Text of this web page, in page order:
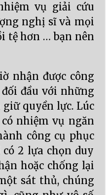
vụ giải cứu
nghị sĩ và mọi
tệ hơn … bạn nên
nhận được công
đầu với những
quyền lực. Lúc
nhiệm vụ ngăn
công cụ phục
2 lựa chọn duy
hoặc chống lại
sát thủ, chúng